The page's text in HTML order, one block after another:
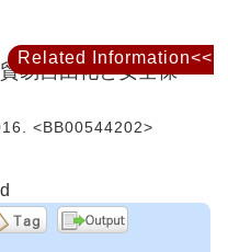
易自由化と安全保
<BB00544202>
Related Information<<